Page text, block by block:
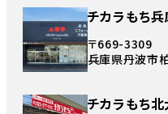
チカラもち
〒669-3309
兵庫県丹波市
チカラもち